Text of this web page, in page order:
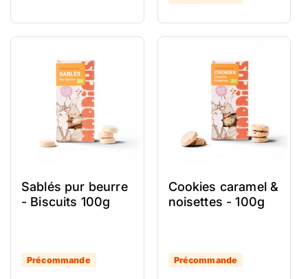
Sablés pur beurre
- Biscuits 100g
Précommande
Cookies caramel &
noisettes - 100g
Précommande